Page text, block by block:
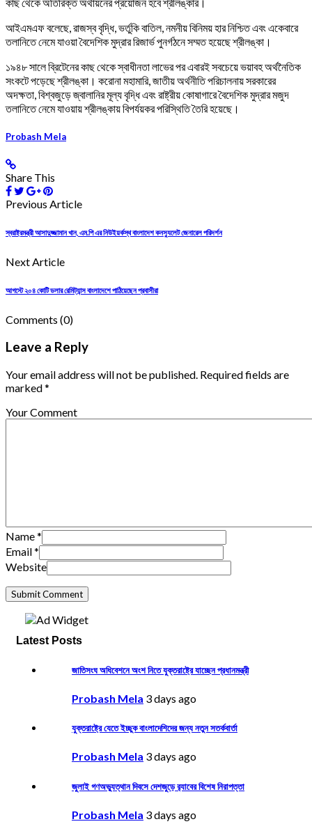
আইএমএফ বলেছে, রাজস্ব বৃদ্ধি, ভর্তুকি বাতিল, নমনীয় বিনিময় হার নিশ্চিত এবং একেবারে
তলানিতে নেমে যাওয়া বৈদেশিক মুদ্রার রিজার্ভ পুনর্গঠনে সম্মত হয়েছে শ্রীলঙ্কা।
১৯৪৮ সালে ব্রিটেনের কাছ থেকে স্বাধীনতা লাভের পর এবারই সবচেয়ে ভয়াবহ অর্থনৈতিক
সংকটে পড়েছে শ্রীলঙ্কা। করোনা মহামারি, জাতীয় অর্থনীতি পরিচালনায় সরকারের
অদক্ষতা, বিশ্বজুড়ে জ্বালানির মূল্য বৃদ্ধি এবং রাষ্ট্রীয় কোষাগারে বৈদেশিক মুদ্রার মজুদ
তলানিতে নেমে যাওয়ায় শ্রীলঙ্কায় বিপর্যয়কর পরিস্থিতি তৈরি হয়েছে।
Probash Mela
Share This
Previous Article
স্বরাষ্ট্রমন্ত্রী আসাদুজ্জামান খান, এম.পি এর নিউইয়র্কস্থ বাংলাদেশ কনস্যুলেট জেনারেল পরিদর্শন
Next Article
আগস্টে ২০৪ কোটি ডলার রেমিট্যান্স বাংলাদেশে পাঠিয়েছেন প্রবাসীরা
Comments (0)
Leave a Reply
Your email address will not be published. Required fields are
marked *
Your Comment
Name*
Email*
Website
Latest Posts
জাতিসংঘ অধিবেশনে অংশ নিতে যুক্তরাষ্ট্রে যাচ্ছেন প্রধানমন্ত্রী
Probash Mela 3 days ago
যুক্তরাষ্ট্রে যেতে ইচ্ছুক বাংলাদেশিদের জন্য নতুন সতর্কবার্তা
Probash Mela 3 days ago
জুলাই গণঅভ্যুত্থান দিবসে দেশজুড়ে র‌্যাবের বিশেষ নিরাপত্তা
Probash Mela 3 days ago